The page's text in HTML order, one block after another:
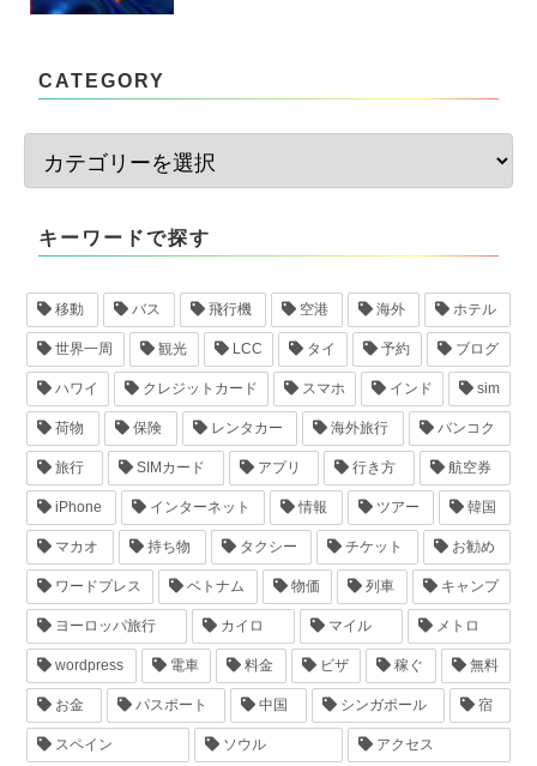
CATEGORY
キーワードで探す
移動 バス 飛行機 空港 海外 ホテル
世界一周 観光 LCC タイ 予約 ブログ
ハワイ クレジットカード スマホ インド sim
荷物 保険 レンタカー 海外旅行 バンコク
旅行 SIMカード アプリ 行き方 航空券
iPhone インターネット 情報 ツアー 韓国
マカオ 持ち物 タクシー チケット お勧め
ワードプレス ベトナム 物価 列車 キャンプ
ヨーロッパ旅行 カイロ マイル メトロ
wordpress 電車 料金 ビザ 稼ぐ 無料
お金 パスポート 中国 シンガポール 宿
スペイン ソウル アクセス